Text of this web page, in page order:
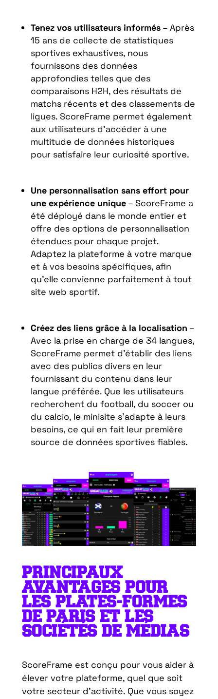
Tenez vos utilisateurs informés– Après
15 ans de collecte de statistiques
sportives exhaustives, nous
fournissons des données
approfondies telles que des
comparaisons H2H, des résultats de
matchs récents et des classements de
ligues. ScoreFrame permet également
aux utilisateurs d’accéder à une
multitude de données historiques
pour satisfaire leur curiosité sportive.
Une personnalisation sans effort pour
une expérience unique– ScoreFrame a
été déployé dans le monde entier et
offre des options de personnalisation
étendues pour chaque projet.
Adaptez la plateforme à votre marque
et à vos besoins spécifiques, afin
qu’elle convienne parfaitement à tout
site web sportif.
Créez des liens grâce à la localisation –
Avec la prise en charge de 34 langues,
ScoreFrame permet d’établir des liens
avec des publics divers en leur
fournissant du contenu dans leur
langue préférée. Que les utilisateurs
recherchent du football, du soccer ou
du calcio, le minisite s’adapte à leurs
besoins, ce qui en fait leur première
source de données sportives fiables.
PRINCIPAUX
AVANTAGES POUR
LES PLATES-FORMES
DE PARIS ET LES
SOCIÉTÉS DE MÉDIAS
ScoreFrame est conçu pour vous aider à
élever votre plateforme, quel que soit
votre secteur d’activité. Que vous soyez